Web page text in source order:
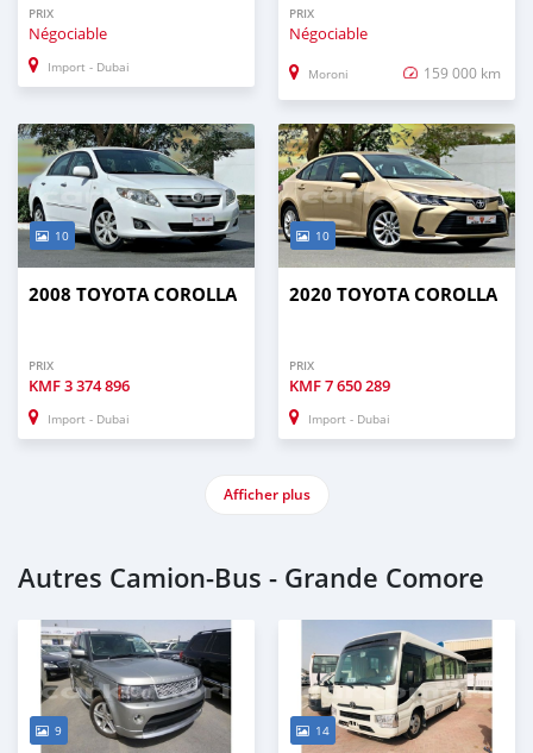
PRIX
Négociable
Import - Dubai
PRIX
Négociable
Moroni 159 000 km
10
2008 TOYOTA COROLLA
PRIX
KMF3 374 896
Import - Dubai
10
2020 TOYOTA COROLLA
PRIX
KMF7 650 289
Import - Dubai
Afficher plus
Autres Camion‒Bus - Grande Comore
9 14